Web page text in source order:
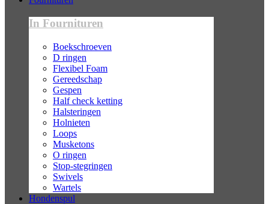
In Fournituren
Boekschroeven
D ringen
Flexibel Foam
Gereedschap
Gespen
Half check ketting
Halsteringen
Holnieten
Loops
Musketons
O ringen
Stop-stegringen
Swivels
Wartels
Hondenspul